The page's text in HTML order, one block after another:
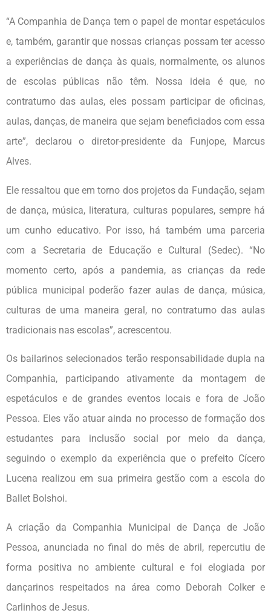
“A Companhia de Dança tem o papel de montar espetáculos
e, também, garantir que nossas crianças possam ter acesso
a experiências de dança às quais, normalmente, os alunos
de escolas públicas não têm. Nossa ideia é que, no
contraturno das aulas, eles possam participar de oficinas,
aulas, danças, de maneira que sejam beneficiados com essa
arte”, declarou o diretor-presidente da Funjope, Marcus
Alves.
Ele ressaltou que em torno dos projetos da Fundação, sejam
de dança, música, literatura, culturas populares, sempre há
um cunho educativo. Por isso, há também uma parceria
com a Secretaria de Educação e Cultural (Sedec). “No
momento certo, após a pandemia, as crianças da rede
pública municipal poderão fazer aulas de dança, música,
culturas de uma maneira geral, no contraturno das aulas
tradicionais nas escolas”, acrescentou.
Os bailarinos selecionados terão responsabilidade dupla na
Companhia, participando ativamente da montagem de
espetáculos e de grandes eventos locais e fora de João
Pessoa. Eles vão atuar ainda no processo de formação dos
estudantes para inclusão social por meio da dança,
seguindo o exemplo da experiência que o prefeito Cícero
Lucena realizou em sua primeira gestão com a escola do
Ballet Bolshoi.
A criação da Companhia Municipal de Dança de João
Pessoa, anunciada no final do mês de abril, repercutiu de
forma positiva no ambiente cultural e foi elogiada por
dançarinos respeitados na área como Deborah Colker e
Carlinhos de Jesus.